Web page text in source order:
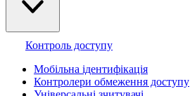
Контроль доступу
Мобільна ідентифікація
Контролери обмеження доступу